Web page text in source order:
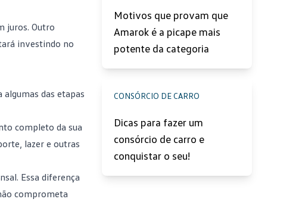
juros. Outro
investindo no
algumas das etapas
completo da sua
lazer e outras
Essa diferença
comprometa
Motivos que provam que
Amarok é a picape mais
potente da categoria
CONSÓRCIO DE CARRO
Dicas para fazer um
consórcio de carro e
conquistar o seu!